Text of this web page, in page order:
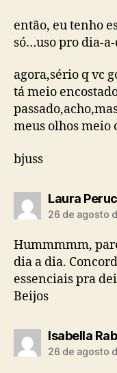
então, eu tenho
só…uso pro dia-
agora,sério q vc
tá meio
meus olhos
bjuss
Laura
26 de agosto
Hummmmm,
dia a dia.
essenciais pra
Beijos
Isabella
26 de agosto